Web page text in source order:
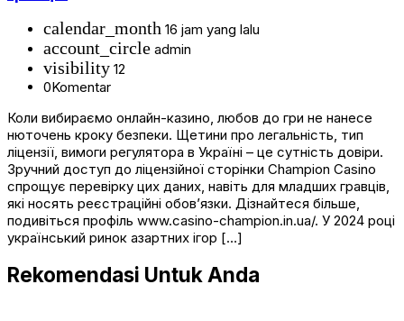
calendar_month 16 jam yang lalu
account_circle admin
visibility 12
0Komentar
Коли вибираємо онлайн-казино, любов до гри не нанесе
нюточень кроку безпеки. Щетини про легальність, тип
ліцензії, вимоги регулятора в Україні – це сутність довіри.
Зручний доступ до ліцензійної сторінки Champion Casino
спрощує перевірку цих даних, навіть для младших гравців,
які носять реєстраційні обов’язки. Дізнайтеся більше,
подивіться профіль www.casino-champion.in.ua/. У 2024 році
український ринок азартних ігор […]
Rekomendasi Untuk Anda